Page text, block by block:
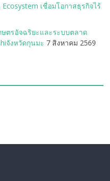
เชื่อมโอกาสธุรกิจไร้
ตรอัจฉริยะและระบบตลาด
จังหวัดกุนมะ 7 สิงหาคม 2569